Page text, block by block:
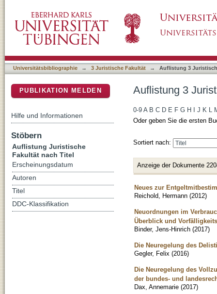
Universitätsbibliographie → 3 Juristische Fakultät → Auflistung 3
Auflistung 3
0-9 A B C D E F G H J K L
Oder geben Sie die ersten
Sortiert nach:
Anzeige der Dokumente
Neues zur
Reichold, Hermann (2012)
Neuordnungen im
Überblick und
Binder, Jens-Hinrich (2017)
Die Neuregelung des
Gegler, Felix (2016)
Die Neuregelung des
der bundes- und
Dax, Annemarie (2017)
PUBLIKATION MELDEN
Hilfe und Informationen
Stöbern
Auflistung Juristische
Fakultät nach Titel
Erscheinungsdatum
Autoren
Titel
DDC-Klassifikation